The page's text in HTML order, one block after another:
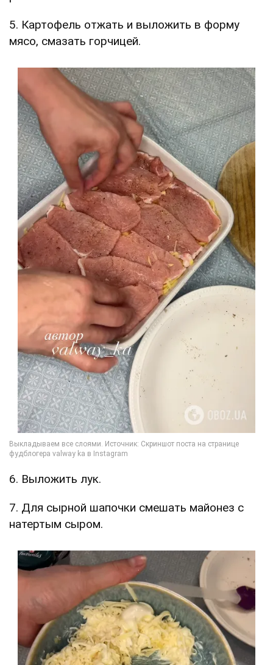
5. Картофель отжать и выложить в форму
мясо, смазать горчицей.
6. Выложить лук.
7. Для сырной шапочки смешать майонез с
натертым сыром.